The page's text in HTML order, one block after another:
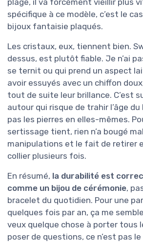
spécifique à ce modèle, c’est le
bijoux fantaisie plaqués.
Les cristaux, eux, tiennent bien.
dessus, est plutôt fiable. Je n’ai
se ternit ou qui prend un aspect
avoir essuyés avec un chiffon
tout de suite leur brillance. C’est
autour qui risque de trahir l’âge du
pas les pierres en elles-mêmes.
sertissage tient, rien n’a bougé
manipulations et le fait de retirer
collier plusieurs fois.
En résumé, la durabilité est
comme un bijou de cérémonie,
bracelet du quotidien. Pour une
quelques fois par an, ça me
veux quelque chose à porter tous
poser de questions, ce n’est pas